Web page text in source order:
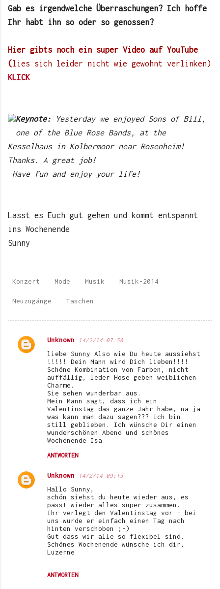
Gab es irgendwelche Überraschungen? Ich hoffe
Ihr habt ihn so oder so genossen?
Hier gibts noch ein super Video auf YouTube
( lies sich leider nicht wie gewohnt verlinken)
KLICK
Keynote:
Yesterday we enjoyed Sons of Bill,
one of the Blue Rose Bands, at the
Kesselhaus in Kolbermoor near Rosenheim!
Thanks. A great job!
Have fun and enjoy your life!
Lasst es Euch gut gehen und kommt entspannt
ins Wochenende
Sunny
Konzert Mode Musik Musik-2014
Neuzugänge Taschen
K
Unknown 14/2/14 07:50
liebe Sunny Also wie Du heute aussiehst
!!!!! Dein Mann wird Dich lieben!!!!
Schöne Kombination von Farben, nicht
auffällig, leder Hose geben weiblichen
Charme.
Sie sehen wunderbar aus.
Mein Mann sagt, dass ich ein
Valentinstag das ganze Jahr habe, na ja
was kann man dazu sagen??? Ich bin
still geblieben. Ich wünsche Dir einen
wunderschönen Abend und schönes
Wochenende Isa
ANTWORTEN
Unknown 14/2/14 09:13
Hallo Sunny,
schön siehst du heute wieder aus, es
passt wieder alles super zusammen.
Ihr verlegt den Valentinstag vor - bei
uns wurde er einfach einen Tag nach
hinten verschoben ;-)
Gut dass wir alle so flexibel sind.
Schönes Wochenende wünsche ich dir,
Luzerne
ANTWORTEN